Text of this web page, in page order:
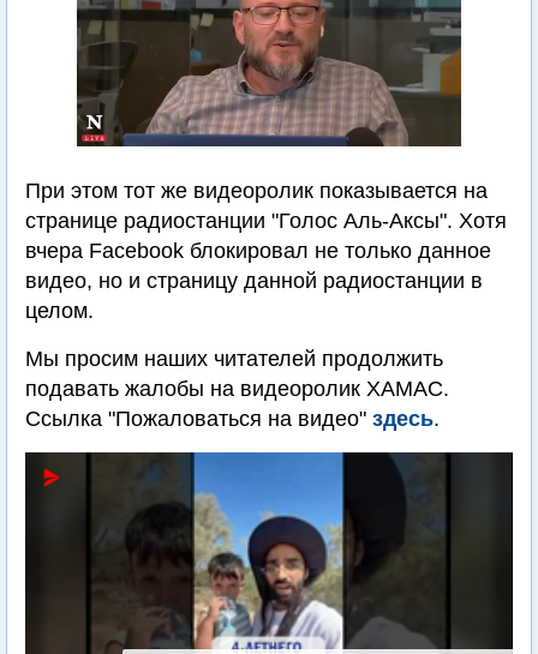
При этом тот же видеоролик показывается на
странице радиостанции "Голос Аль-Аксы". Хотя
вчера Facebook блокировал не только данное
видео, но и страницу данной радиостанции в
целом.
Мы просим наших читателей продолжить
подавать жалобы на видеоролик ХАМАС.
Ссылка "Пожаловаться на видео" здесь.